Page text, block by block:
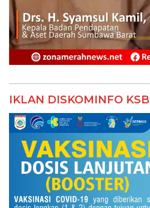
IKLAN DISKOMINFO KSB